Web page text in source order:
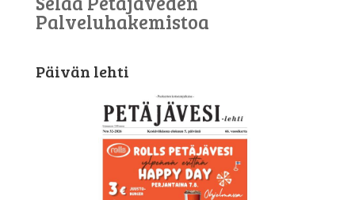
Palveluhakemistoa
Päivän lehti